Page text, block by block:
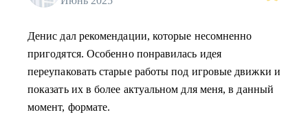
Денис дал рекомендации, которые несомненно
пригодятся. Особенно понравилась идея
переупаковать старые работы под игровые движки и
показать их в более актуальном для меня, в данный
момент, формате.